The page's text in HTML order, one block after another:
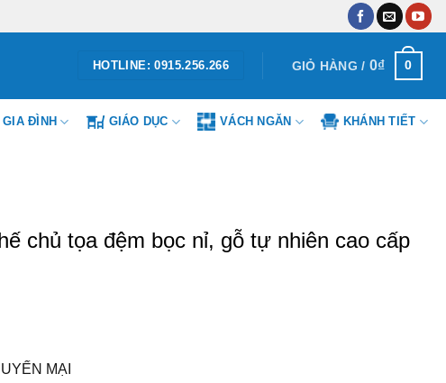
HOTLINE: 0915.256.266 GIỎ HÀNG / 0₫ 0
GIA ĐÌNH GIÁO DỤC VÁCH NGĂN KHÁNH TIẾT
chủ tọa đệm bọc nỉ, gỗ tự nhiên cao cấp
MẠI